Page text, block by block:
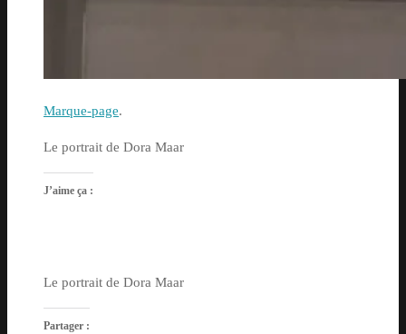
Marque-page.
Le portrait de Dora Maar
J’aime ça :
Le portrait de Dora Maar
Partager :